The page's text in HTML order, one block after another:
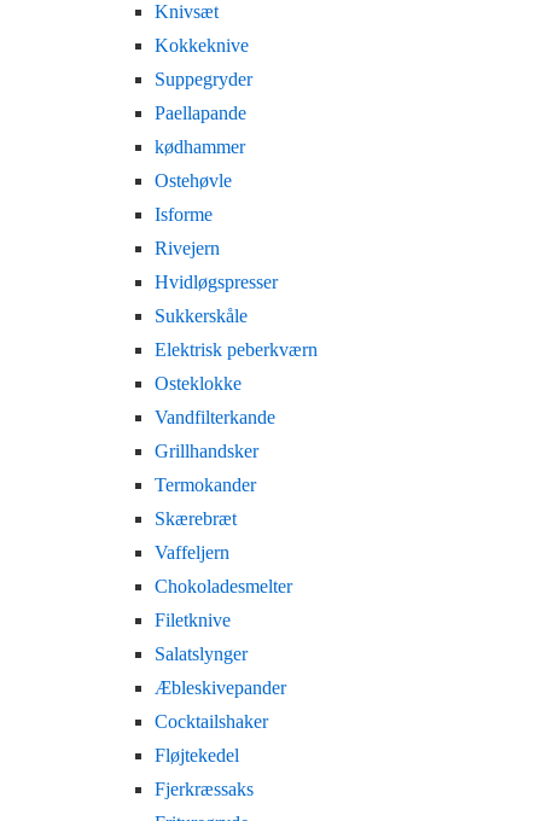
Knivsæt
Kokkeknive
Suppegryder
Paellapande
kødhammer
Ostehøvle
Isforme
Rivejern
Hvidløgspresser
Sukkerskåle
Elektrisk peberkværn
Osteklokke
Vandfilterkande
Grillhandsker
Termokander
Skærebræt
Vaffeljern
Chokoladesmelter
Filetknive
Salatslynger
Æbleskivepander
Cocktailshaker
Fløjtekedel
Fjerkræssaks